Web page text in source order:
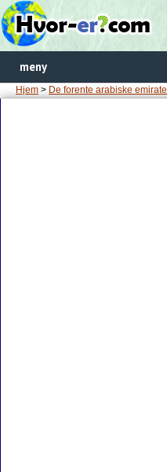
meny
Hjem > De forente arabiske